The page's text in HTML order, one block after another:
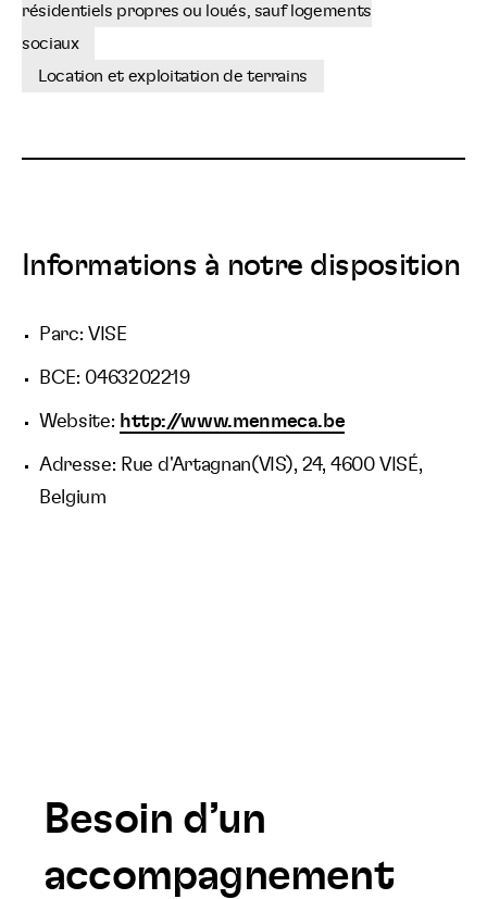
résidentiels propres ou loués, sauf logements
sociaux
Location et exploitation de terrains
Informations à notre disposition
Parc: VISE
BCE: 0463202219
Website: http://www.menmeca.be
Adresse: Rue d'Artagnan(VIS), 24, 4600 VISÉ,
Belgium
Besoin d’un
accompagnement